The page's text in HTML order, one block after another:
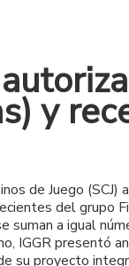
y
de Juego
del grupo
suman a igual
IGGR presentó
su proyecto